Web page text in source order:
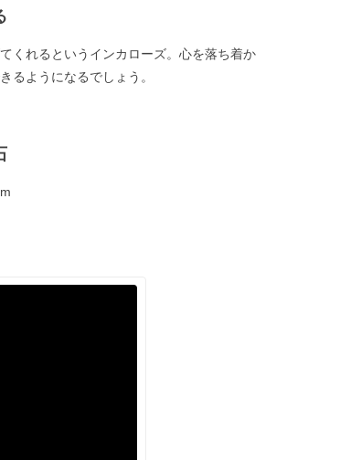
くれるというインカローズ。心を落ち着か
るようになるでしょう。